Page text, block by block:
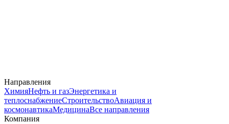
Направления
ХимияНефть и газЭнергетика и
теплоснабжениеСтроительствоАвиация и
космонавтикаМедицинаВсе направления
Компания